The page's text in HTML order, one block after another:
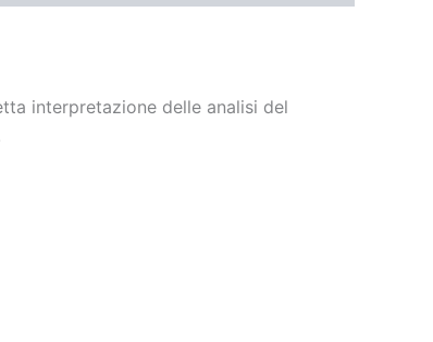
interpretazione delle analisi del